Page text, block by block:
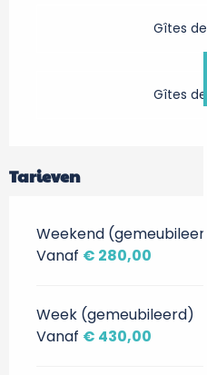
Gîtes
Gîtes
Tarieven
Weekend
Vanaf € 280,00
Week (gemeubileerd)
Vanaf € 430,00